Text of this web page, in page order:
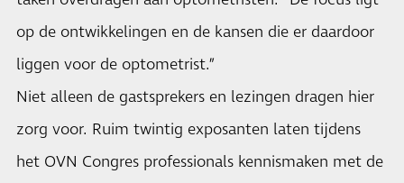
op de ontwikkelingen en de kansen die er daardoor
liggen voor de optometrist.”
Niet alleen de gastsprekers en lezingen dragen hier
zorg voor. Ruim twintig exposanten laten tijdens
het OVN Congres professionals kennismaken met de